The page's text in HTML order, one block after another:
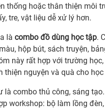
thống hoặc thân thiện môi
tre, vật liệu dễ xử lý hơn.
là combo đồ dùng học tập.
hộp bút, sách truyện,
này rất hợp với trường
thiện nguyện và quà cho
là combo thủ công, sáng
workshop: bộ làm lồng